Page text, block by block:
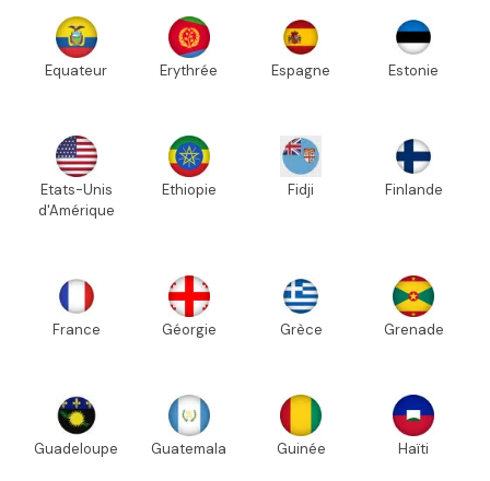
Equateur Erythrée Espagne Estonie
Etats-Unis
d'Amérique
Ethiopie Fidji Finlande
France Géorgie Grèce Grenade
Guadeloupe Guatemala Guinée Haïti